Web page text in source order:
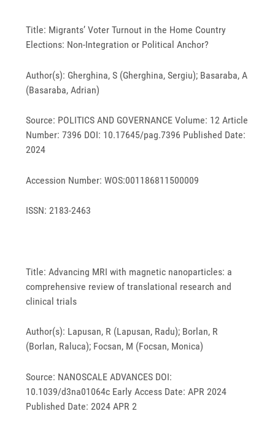
Title: Migrants’ Voter Turnout in the Home Country
Elections: Non-Integration or Political Anchor?
Author(s): Gherghina, S (Gherghina, Sergiu); Basaraba, A
(Basaraba, Adrian)
Source: POLITICS AND GOVERNANCE Volume: 12 Article
Number: 7396 DOI: 10.17645/pag.7396 Published Date:
2024
Accession Number: WOS:001186811500009
ISSN: 2183-2463
Title: Advancing MRI with magnetic nanoparticles: a
comprehensive review of translational research and
clinical trials
Author(s): Lapusan, R (Lapusan, Radu); Borlan, R
(Borlan, Raluca); Focsan, M (Focsan, Monica)
Source: NANOSCALE ADVANCES DOI:
10.1039/d3na01064c Early Access Date: APR 2024
Published Date: 2024 APR 2